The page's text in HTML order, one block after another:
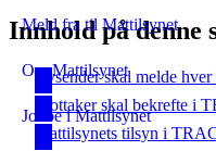
Meld fra til Mattilsynet
Om Mattilsynet
Jobbe i Mattilsynet
Innhold på denne
Avsender skal melde
Mottaker skal bekrefte i
Mattilsynets tilsyn i